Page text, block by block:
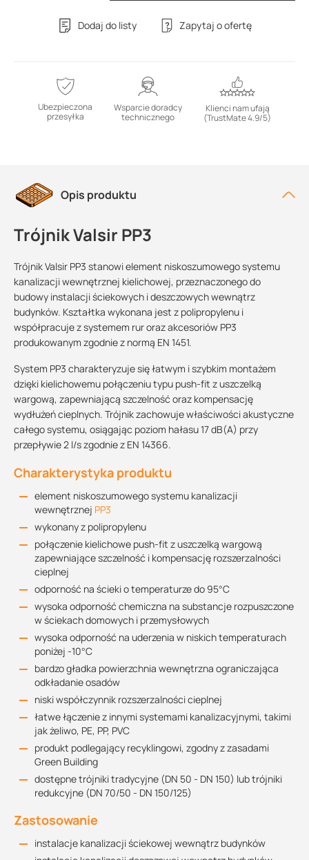
Dodaj do listy Zapytaj o ofertę
Ubezpieczona
przesyłka
Wsparcie doradcy
technicznego
Klienci nam ufają
(TrustMate 4.9/5)
Opis produktu
Trójnik Valsir PP3
Trójnik Valsir PP3 stanowi element niskoszumowego systemu
kanalizacji wewnętrznej kielichowej, przeznaczonego do
budowy instalacji ściekowych i deszczowych wewnątrz
budynków. Kształtka wykonana jest z polipropylenu i
współpracuje z systemem rur oraz akcesoriów PP3
produkowanym zgodnie z normą EN 1451.
System PP3 charakteryzuje się łatwym i szybkim montażem
dzięki kielichowemu połączeniu typu push-fit z uszczelką
wargową, zapewniającą szczelność oraz kompensację
wydłużeń cieplnych. Trójnik zachowuje właściwości akustyczne
całego systemu, osiągając poziom hałasu 17 dB(A) przy
przepływie 2 l/s zgodnie z EN 14366.
Charakterystyka produktu
element niskoszumowego systemu kanalizacji
wewnętrznej PP3
wykonany z polipropylenu
połączenie kielichowe push-fit z uszczelką wargową
zapewniające szczelność i kompensację rozszerzalności
cieplnej
odporność na ścieki o temperaturze do 95°C
wysoka odporność chemiczna na substancje rozpuszczone
w ściekach domowych i przemysłowych
wysoka odporność na uderzenia w niskich temperaturach
poniżej -10°C
bardzo gładka powierzchnia wewnętrzna ograniczająca
odkładanie osadów
niski współczynnik rozszerzalności cieplnej
łatwe łączenie z innymi systemami kanalizacyjnymi, takimi
jak żeliwo, PE, PP, PVC
produkt podlegający recyklingowi, zgodny z zasadami
Green Building
dostępne trójniki tradycyjne (DN 50 - DN 150) lub trójniki
redukcyjne (DN 70/50 - DN 150/125)
Zastosowanie
instalacje kanalizacji ściekowej wewnątrz budynków